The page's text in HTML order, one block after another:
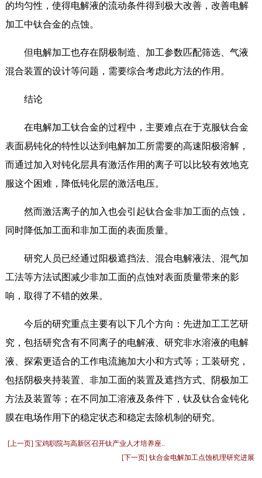
的均匀性，使得电解液的流动条件得到极大改善，改善电解
加工中钛合金的点蚀。
但电解加工也存在阴极制造、加工参数匹配筛选、气液
混合装置的设计等问题，需要综合考虑此方法的作用。
结论
在电解加工钛合金的过程中，主要难点在于克服钛合金
表面易钝化的特性以达到电解加工所需要的高速阳极溶解，
而通过加入对钝化层具有激活作用的离子可以比较有效地克
服这个困难，降低钝化层的激活电压。
然而激活离子的加入也会引起钛合金非加工面的点蚀，
同时降低加工面和非加工面的表面质量。
研究人员已经通过阳极遮挡法、混合电解液法、混气加
工法等方法试图减少非加工面的点蚀对表面质量带来的影
响，取得了不错的效果。
今后的研究重点主要有以下几个方向：先进加工工艺研
究，包括研究含有不同离子的电解液、研究非水溶液的电解
液、探索更适合的工作电流施加大小和方式等；工装研究，
包括阴极夹持装置、非加工面的装置及遮挡方式、阴极加工
方法及装置等；在不同加工溶液及条件下，钛及钛合金钝化
膜在电场作用下的稳定状态和稳定去除机制的研究。
[上一页] 宝鸡职院与高新区召开钛产业人才培养座..
[下一页] 钛合金电解加工点蚀机理研究进展